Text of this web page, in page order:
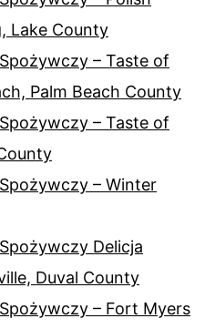
Lake County
– Taste of
Palm Beach County
– Taste of
– Winter
Delicja
Duval County
– Fort Myers